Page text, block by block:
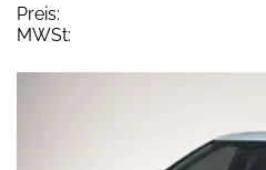
Preis:
MWSt: